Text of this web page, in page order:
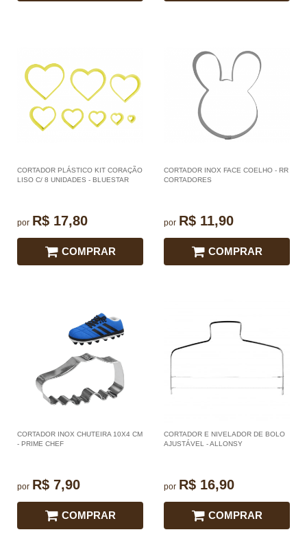
CORTADOR PLÁSTICO KIT CORAÇÃO
LISO C/ 8 UNIDADES - BLUESTAR
por R$ 17,80
COMPRAR
CORTADOR INOX FACE COELHO - RR
CORTADORES
por R$ 11,90
COMPRAR
CORTADOR INOX CHUTEIRA 10X4 CM
- PRIME CHEF
por R$ 7,90
COMPRAR
CORTADOR E NIVELADOR DE BOLO
AJUSTÁVEL - ALLONSY
por R$ 16,90
COMPRAR